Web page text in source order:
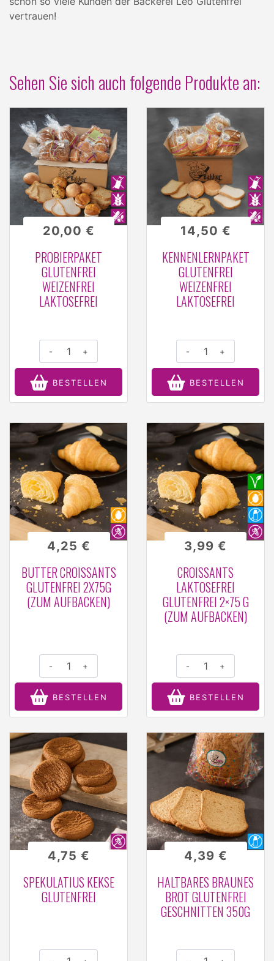
vertrauen!
Sehen Sie sich auch folgende Produkte an:
PROBIERPAKET
GLUTENFREI
WEIZENFREI
LAKTOSEFREI
20,00 €
- +
BESTELLEN
KENNENLERNPAKET
GLUTENFREI
WEIZENFREI
LAKTOSEFREI
14,50 €
- +
BESTELLEN
BUTTER CROISSANTS
GLUTENFREI 2X75G
(ZUM AUFBACKEN)
4,25 €
- +
BESTELLEN
CROISSANTS
LAKTOSEFREI
GLUTENFREI 2×75 G
(ZUM AUFBACKEN)
3,99 €
- +
BESTELLEN
SPEKULATIUS KEKSE
GLUTENFREI
4,75 €
HALTBARES BRAUNES
BROT GLUTENFREI
GESCHNITTEN 350G
4,39 €